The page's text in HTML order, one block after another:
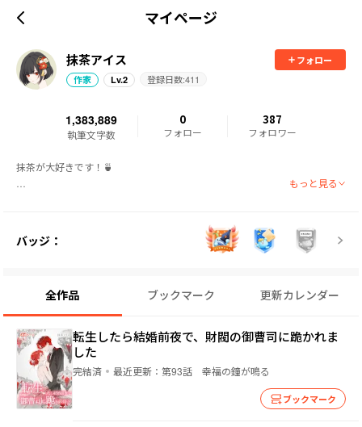
マイページ
抹茶アイス
フォロー
作家
Lv.2 登録日数:411
1,383,889
執筆文字数
0
フォロー
387
フォロワー
抹茶が大好きです！🍵
引き続き応援していただけたら、とても嬉しいです！
もっと見る
バッジ：
全作品 ブックマーク 更新カレンダー
転生したら結婚前夜で、財閥の御曹司に跪かれま
した
完結済 最近更新： 第93話 幸福の鐘が鳴る
ブックマーク